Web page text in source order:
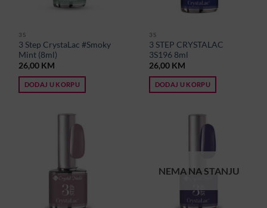
3S
3 Step CrystaLac #Smoky
Mint (8ml)
26,00 KM
DODAJ U KORPU
3S
3 STEP CRYSTALAC
3S196 8ml
26,00 KM
DODAJ U KORPU
NEMA NA STANJU